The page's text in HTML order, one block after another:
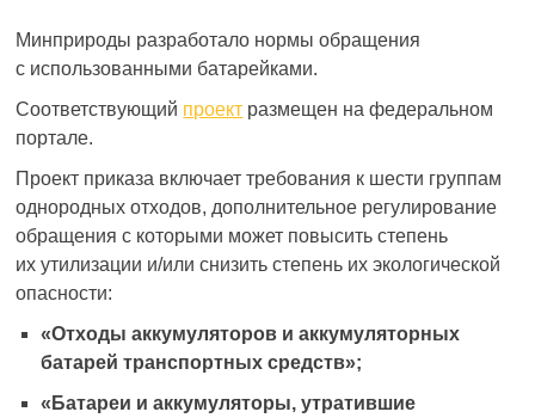
Минприроды разработало нормы обращения
с использованными батарейками.
Соответствующий проект размещен на федеральном
портале.
Проект приказа включает требования к шести группам
однородных отходов, дополнительное регулирование
обращения с которыми может повысить степень
их утилизации и/или снизить степень их экологической
опасности:
«Отходы аккумуляторов и аккумуляторных
батарей транспортных средств»;
«Батареи и аккумуляторы, утратившие